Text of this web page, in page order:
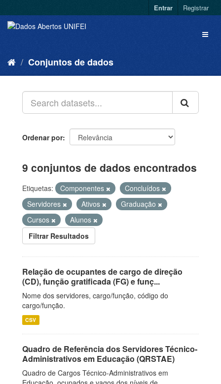
Entrar Registrar
Conjuntos de dados
Ordenar por
9 conjuntos de dados encontrados
Etiquetas: Componentes
Concluídos
Servidores
Ativos
Graduação
Cursos
Alunos
Filtrar Resultados
Relação de ocupantes de cargo de direção
(CD), função gratificada (FG) e funç...
Nome dos servidores, cargo/função, código do
cargo/função.
CSV
Quadro de Referência dos Servidores Técnico-
Administrativos em Educação (QRSTAE)
Quadro de Cargos Técnico-Administrativos em